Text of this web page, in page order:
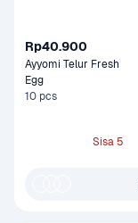
Rp40.900
Ayyomi Telur Fresh
Egg
10 pcs
Sisa 5